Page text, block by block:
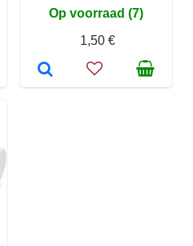
Op voorraad (7)
1,50 €